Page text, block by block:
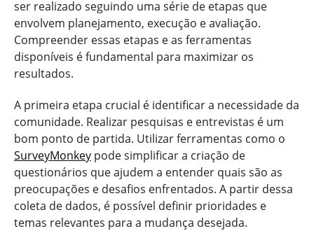
ser realizado seguindo uma série de etapas que
envolvem planejamento, execução e avaliação.
Compreender essas etapas e as ferramentas
disponíveis é fundamental para maximizar os
resultados.
A primeira etapa crucial é identificar a necessidade da
comunidade. Realizar pesquisas e entrevistas é um
bom ponto de partida. Utilizar ferramentas como o
SurveyMonkey pode simplificar a criação de
questionários que ajudem a entender quais são as
preocupações e desafios enfrentados. A partir dessa
coleta de dados, é possível definir prioridades e
temas relevantes para a mudança desejada.